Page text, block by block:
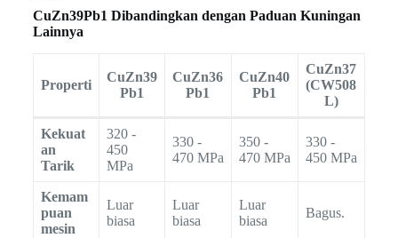
CuZn39Pb1 Dibandingkan dengan Paduan Kuningan
Lainnya
Properti
CuZn39
Pb1
CuZn36
Pb1
CuZn40
Pb1
CuZn37
(CW508
L)
Kekuat
an
Tarik
320 -
450
MPa
330 -
470 MPa
350 -
470 MPa
330 -
450 MPa
Kemam
puan
mesin
Luar
biasa
Luar
biasa
Luar
biasa
Bagus.